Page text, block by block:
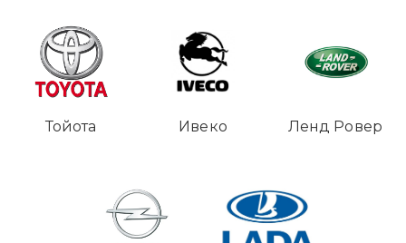
Тойота Ивеко Ленд Ровер